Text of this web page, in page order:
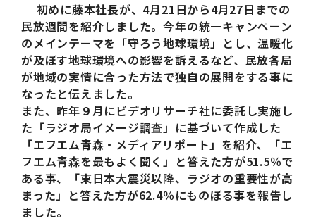
初めに藤本社長が、4月21日から4月27日までの
民放週間を紹介しました。今年の統一キャンペーン
のメインテーマを「守ろう地球環境」とし、温暖化
が及ぼす地球環境への影響を訴えるなど、民放各局
が地域の実情に合った方法で独自の展開をする事に
なったと伝えました。
また、昨年９月にビデオリサーチ社に委託し実施し
た「ラジオ局イメージ調査」に基づいて作成した
「エフエム青森・メディアリポート」を紹介、「エ
フエム青森を最もよく聞く」と答えた方が51.5％で
ある事、「東日本大震災以降、ラジオの重要性が高
まった」と答えた方が62.4％にものぼる事を報告し
ました。